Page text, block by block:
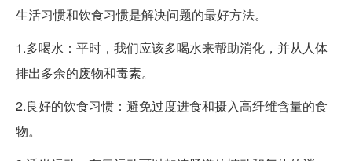
生活习惯和饮食习惯是解决问题的最好方法。
1.多喝水：平时，我们应该多喝水来帮助消化，并从人体
排出多余的废物和毒素。
2.良好的饮食习惯：避免过度进食和摄入高纤维含量的食
物。